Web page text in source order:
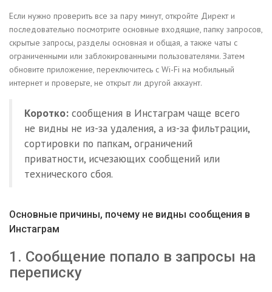
Если нужно проверить все за пару минут, откройте Директ и
последовательно посмотрите основные входящие, папку запросов,
скрытые запросы, разделы основная и общая, а также чаты с
ограниченными или заблокированными пользователями. Затем
обновите приложение, переключитесь с Wi-Fi на мобильный
интернет и проверьте, не открыт ли другой аккаунт.
Коротко: сообщения в Инстаграм чаще всего
не видны не из-за удаления, а из-за фильтрации,
сортировки по папкам, ограничений
приватности, исчезающих сообщений или
технического сбоя.
Основные причины, почему не видны сообщения в
Инстаграм
1. Сообщение попало в запросы на
переписку